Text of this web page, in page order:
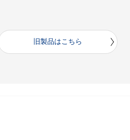
旧製品はこちら